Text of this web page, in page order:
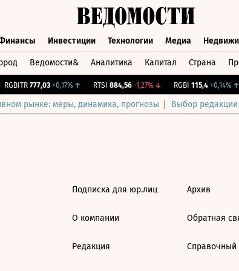
Инвестиции Технологии Медиа
Ведомости& Аналитика Капитал Страна
RGBITR 777,03 +0,17%↑ RTSI 884,56 -1,27%↓ RGBI 115,4 +0,14%↑
рынке: меры, динамика, прогнозы Выбор редакции
Подписка для юр.лиц
О компании
Редакция
Архив
Обратная
Справочный